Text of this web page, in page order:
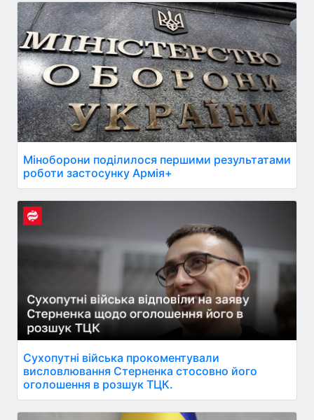
Міноборони поділилося першими результатами
роботи застосунку Армія+
Сухопутні війська прокоментували
висловлювання Стерненка стосовно його
оголошення в розшук ТЦК.